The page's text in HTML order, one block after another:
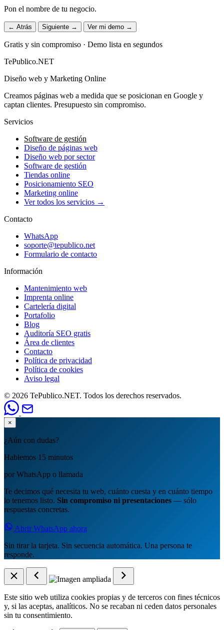
Pon el nombre de tu negocio.
← Atrás Siguiente → Ver mi demo →
Gratis y sin compromiso · Demo lista en segundos
TePublico.NET
Diseño web y Marketing Online
Creamos páginas web a medida que se posicionan en Google y
captan clientes. Presupuesto sin compromiso.
Servicios
Software de gestión
Diseño de páginas web
Diseño web por sector
Software de gestión
Tiendas online
Posicionamiento SEO
Marketing online
Ver todos los servicios →
Contacto
WhatsApp
soporte@tepublico.net
Formulario de contacto
Información
Mantenimiento web
Imprenta online
Cartelería digital
Portafolio
Blog
Auditoría SEO gratis
Área de clientes
Contacto
Política de privacidad
Política de cookies
Aviso legal
© 2026 TePublico.NET. Todos los derechos reservados.
×
¿Aún con dudas?
Hablemos 15 minutos
por WhatsApp o llamada
Te decimos qué necesita tu web, cuánto cuesta y en cuánto tiempo
lo tenemos listo. Sin compromiso ni presentaciones — sólo
respuestas concretas.
Abrir WhatsApp ahora
Sin tirar la tarjeta. Sin secuencia automática. Una persona te
responde.
Este sitio web utiliza cookies propias y de terceros con fines técnicos
y, si las aceptas, analíticos. No se recaban ni ceden datos personales
sin tu consentimiento.